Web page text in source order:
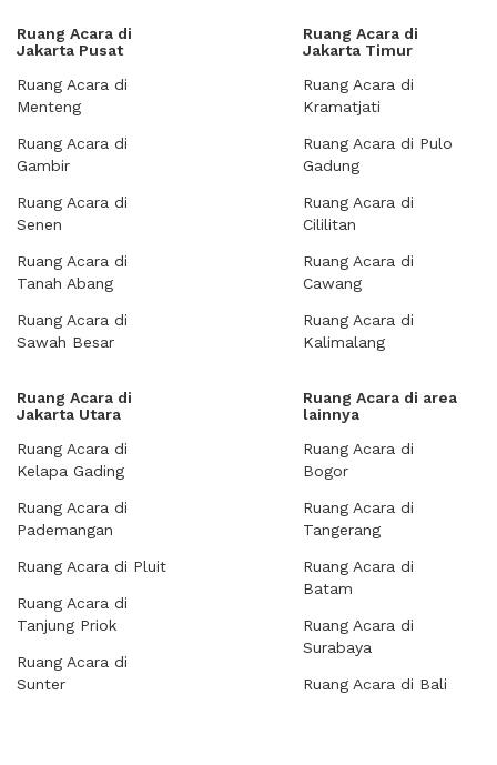
Ruang Acara di
Jakarta Pusat
Ruang Acara di
Menteng
Ruang Acara di
Gambir
Ruang Acara di
Senen
Ruang Acara di
Tanah Abang
Ruang Acara di
Sawah Besar
Ruang Acara di
Jakarta Timur
Ruang Acara di
Kramatjati
Ruang Acara di Pulo
Gadung
Ruang Acara di
Cililitan
Ruang Acara di
Cawang
Ruang Acara di
Kalimalang
Ruang Acara di
Jakarta Utara
Ruang Acara di
Kelapa Gading
Ruang Acara di
Pademangan
Ruang Acara di Pluit
Ruang Acara di
Tanjung Priok
Ruang Acara di
Sunter
Ruang Acara di area
lainnya
Ruang Acara di
Bogor
Ruang Acara di
Tangerang
Ruang Acara di
Batam
Ruang Acara di
Surabaya
Ruang Acara di Bali